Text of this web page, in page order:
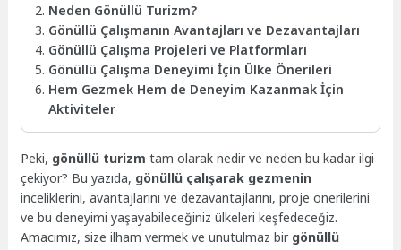
Neden Gönüllü Turizm?
Gönüllü Çalışmanın Avantajları ve Dezavantajları
Gönüllü Çalışma Projeleri ve Platformları
Gönüllü Çalışma Deneyimi İçin Ülke Önerileri
Hem Gezmek Hem de Deneyim Kazanmak İçin
Aktiviteler
Peki, gönüllü turizm tam olarak nedir ve neden bu kadar ilgi
çekiyor? Bu yazıda, gönüllü çalışarak gezmenin
inceliklerini, avantajlarını ve dezavantajlarını, proje önerilerini
ve bu deneyimi yaşayabileceğiniz ülkeleri keşfedeceğiz.
Amacımız, size ilham vermek ve unutulmaz bir gönüllü